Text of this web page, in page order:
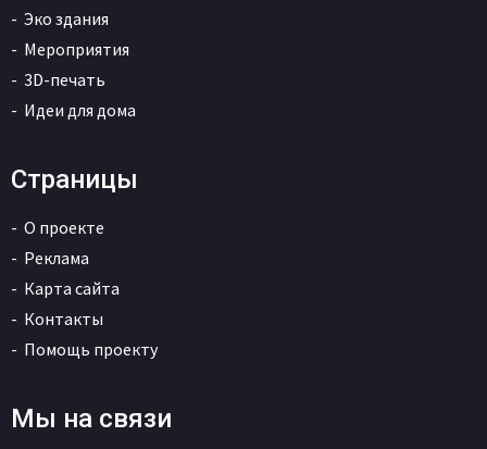
Эко здания
Мероприятия
3D-печать
Идеи для дома
Страницы
О проекте
Реклама
Карта сайта
Контакты
Помощь проекту
Мы на связи